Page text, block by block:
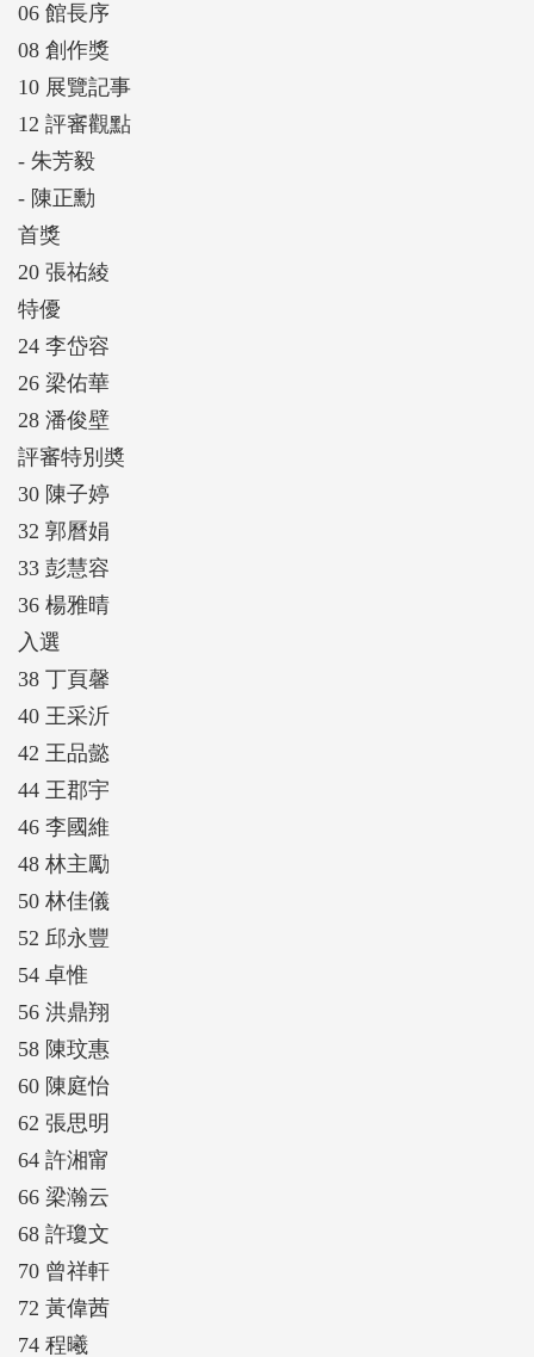
06 館長序
08 創作獎
10 展覽記事
12 評審觀點
- 朱芳毅
- 陳正勳
首獎
20 張祐綾
特優
24 李岱容
26 梁佑華
28 潘俊壁
評審特別奬
30 陳子婷
32 郭曆娟
33 彭慧容
36 楊雅晴
入選
38 丁頁馨
40 王采沂
42 王品懿
44 王郡宇
46 李國維
48 林主勵
50 林佳儀
52 邱永豐
54 卓惟
56 洪鼎翔
58 陳玟惠
60 陳庭怡
62 張思明
64 許湘甯
66 梁瀚云
68 許瓊文
70 曾祥軒
72 黃偉茜
74 程曦